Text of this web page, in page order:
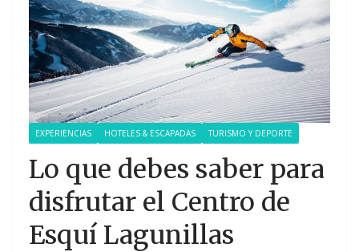
EXPERIENCIAS HOTELES & ESCAPADAS TURISMO Y DEPORTE
Lo que debes saber para
disfrutar el Centro de
Esquí Lagunillas